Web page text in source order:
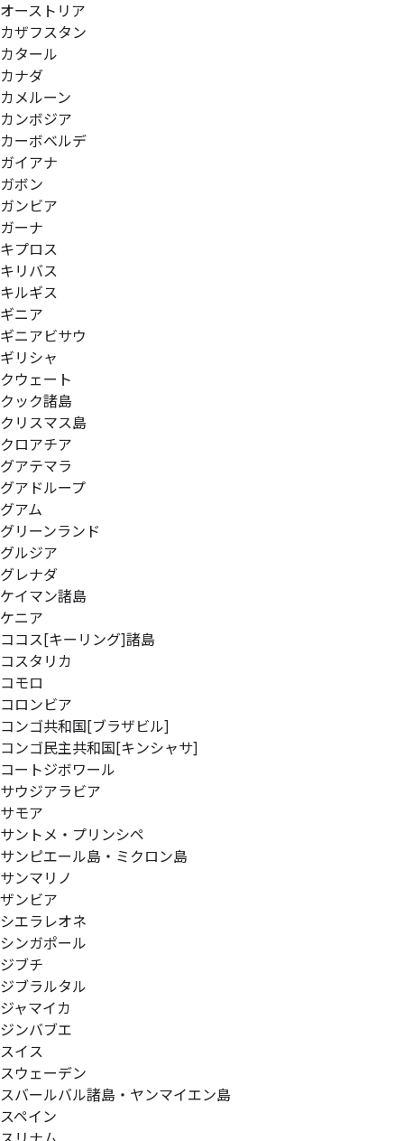
オーストリア
カザフスタン
カタール
カナダ
カメルーン
カンボジア
カーボベルデ
ガイアナ
ガボン
ガンビア
ガーナ
キプロス
キリバス
キルギス
ギニア
ギニアビサウ
ギリシャ
クウェート
クック諸島
クリスマス島
クロアチア
グアテマラ
グアドループ
グアム
グリーンランド
グルジア
グレナダ
ケイマン諸島
ケニア
ココス[キーリング]諸島
コスタリカ
コモロ
コロンビア
コンゴ共和国[ブラザビル]
コンゴ民主共和国[キンシャサ]
コートジボワール
サウジアラビア
サモア
サントメ・プリンシペ
サンピエール島・ミクロン島
サンマリノ
ザンビア
シエラレオネ
シンガポール
ジブチ
ジブラルタル
ジャマイカ
ジンバブエ
スイス
スウェーデン
スバールバル諸島・ヤンマイエン島
スペイン